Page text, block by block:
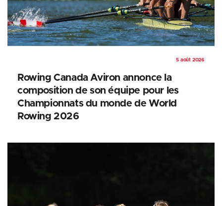
5 août 2026
Rowing Canada Aviron annonce la
composition de son équipe pour les
Championnats du monde de World
Rowing 2026